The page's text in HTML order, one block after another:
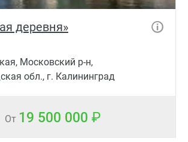
деревня»
Московский р-н,
обл., г. Калининград
От 19 500 000